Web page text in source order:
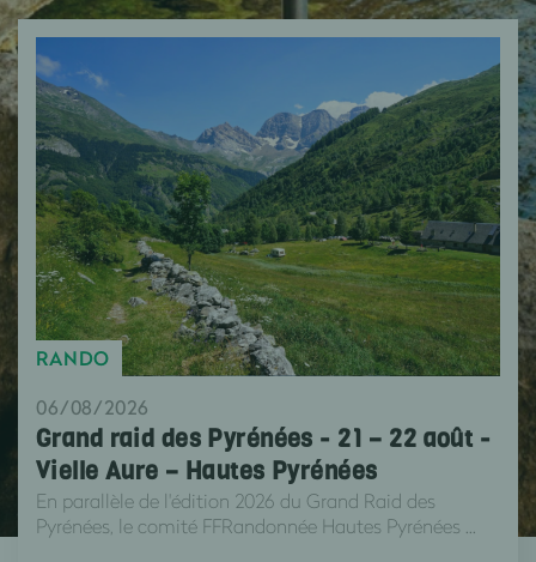
RANDO
06/08/2026
Grand raid des Pyrénées - 21 – 22 août -
Vielle Aure – Hautes Pyrénées
En parallèle de l'édition 2026 du Grand Raid des
Pyrénées, le comité FFRandonnée Hautes Pyrénées ...